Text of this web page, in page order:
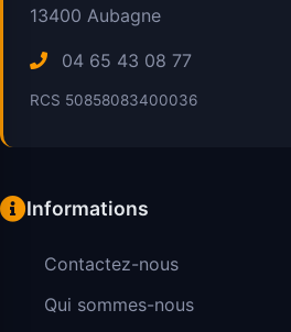
13400 Aubagne
04 65 43 08 77
RCS 50858083400036
Informations
Contactez-nous
Qui sommes-nous